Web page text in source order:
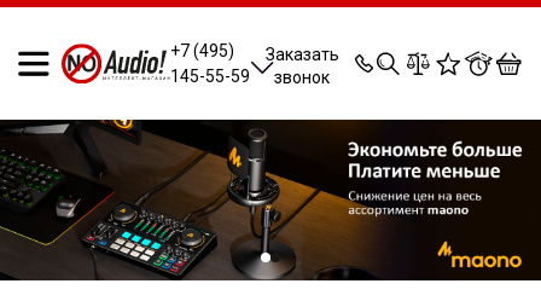
+7 (495)
145-55-59
Заказать
звонок
0 0 0 0